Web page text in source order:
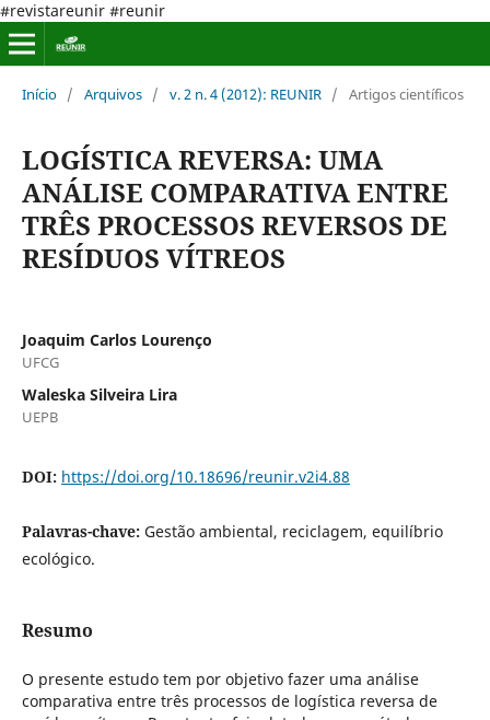
#revistareunir #reunir
Início / Arquivos / v. 2 n. 4 (2012): REUNIR / Artigos científicos
LOGÍSTICA REVERSA: UMA
ANÁLISE COMPARATIVA ENTRE
TRÊS PROCESSOS REVERSOS DE
RESÍDUOS VÍTREOS
Joaquim Carlos Lourenço
UFCG
Waleska Silveira Lira
UEPB
DOI: https://doi.org/10.18696/reunir.v2i4.88
Palavras-chave: Gestão ambiental, reciclagem, equilíbrio
ecológico.
Resumo
O presente estudo tem por objetivo fazer uma análise
comparativa entre três processos de logística reversa de